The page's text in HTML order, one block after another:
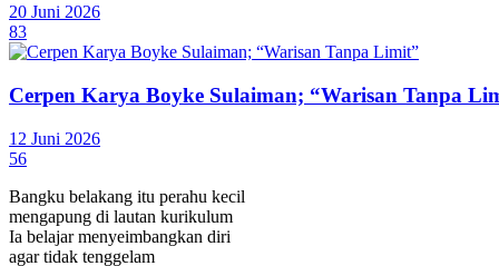
20 Juni 2026
83
Cerpen Karya Boyke Sulaiman; “Warisan Tanpa
12 Juni 2026
56
Bangku belakang itu perahu kecil
mengapung di lautan kurikulum
Ia belajar menyeimbangkan diri
agar tidak tenggelam